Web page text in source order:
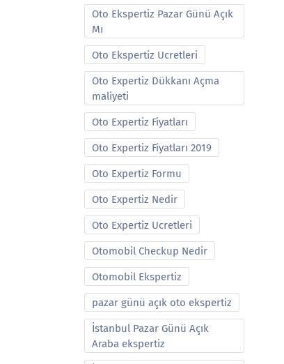
Oto Ekspertiz Pazar Günü Açık
Mı
Oto Ekspertiz Ucretleri
Oto Expertiz Dükkanı Açma
maliyeti
Oto Expertiz Fiyatları
Oto Expertiz Fiyatları 2019
Oto Expertiz Formu
Oto Expertiz Nedir
Oto Expertiz Ucretleri
Otomobil Checkup Nedir
Otomobil Ekspertiz
pazar günü açık oto ekspertiz
İstanbul Pazar Günü Açık
Araba ekspertiz